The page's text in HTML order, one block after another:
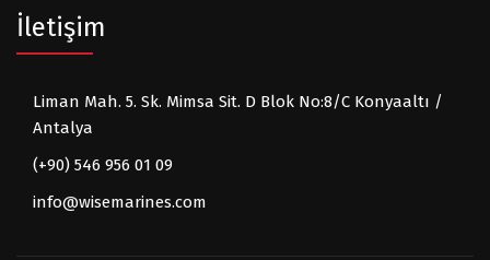
İletişim
Liman Mah. 5. Sk. Mimsa Sit. D Blok No:8/C Konyaaltı /
Antalya
(+90) 546 956 01 09
info@wisemarines.com